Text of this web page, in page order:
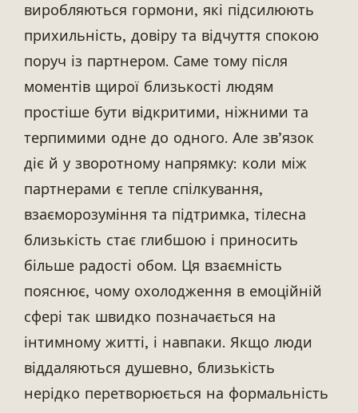
виробляються гормони, які підсилюють
прихильність, довіру та відчуття спокою
поруч із партнером. Саме тому після
моментів щирої близькості людям
простіше бути відкритими, ніжними та
терпимими одне до одного. Але зв’язок
діє й у зворотному напрямку: коли між
партнерами є тепле спілкування,
взаєморозуміння та підтримка, тілесна
близькість стає глибшою і приносить
більше радості обом. Ця взаємність
пояснює, чому охолодження в емоційній
сфері так швидко позначається на
інтимному житті, і навпаки. Якщо люди
віддаляються душевно, близькість
нерідко перетворюється на формальність